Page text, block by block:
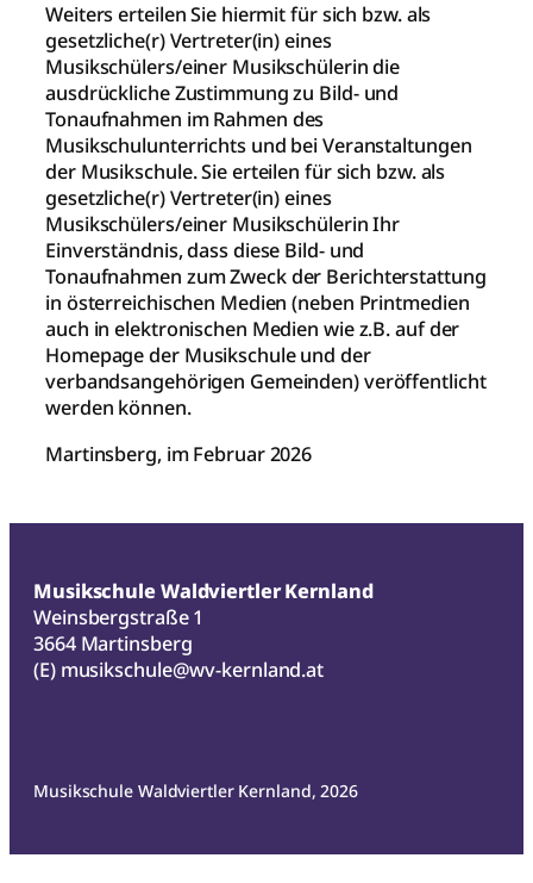
Weiters erteilen Sie hiermit für sich bzw. als
gesetzliche(r) Vertreter(in) eines
Musikschülers/einer Musikschülerin die
ausdrückliche Zustimmung zu Bild- und
Tonaufnahmen im Rahmen des
Musikschulunterrichts und bei Veranstaltungen
der Musikschule. Sie erteilen für sich bzw. als
gesetzliche(r) Vertreter(in) eines
Musikschülers/einer Musikschülerin Ihr
Einverständnis, dass diese Bild- und
Tonaufnahmen zum Zweck der Berichterstattung
in österreichischen Medien (neben Printmedien
auch in elektronischen Medien wie z.B. auf der
Homepage der Musikschule und der
verbandsangehörigen Gemeinden) veröffentlicht
werden können.
Martinsberg, im Februar 2026
Musikschule Waldviertler Kernland
Weinsbergstraße 1
3664 Martinsberg
(E) musikschule@wv-kernland.at
Musikschule Waldviertler Kernland, 2026